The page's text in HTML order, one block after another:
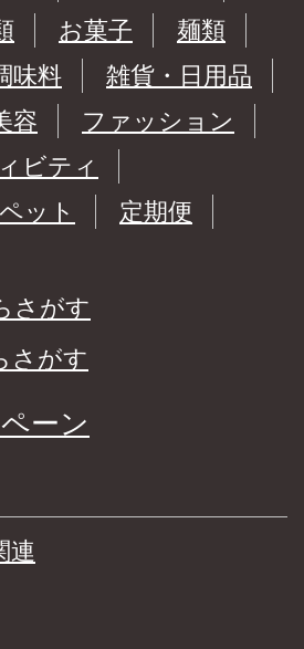
お菓子
麺類
味料
雑貨・日用品
容
ファッション
ビティ
ット
定期便
さがす
さがす
ーン
連